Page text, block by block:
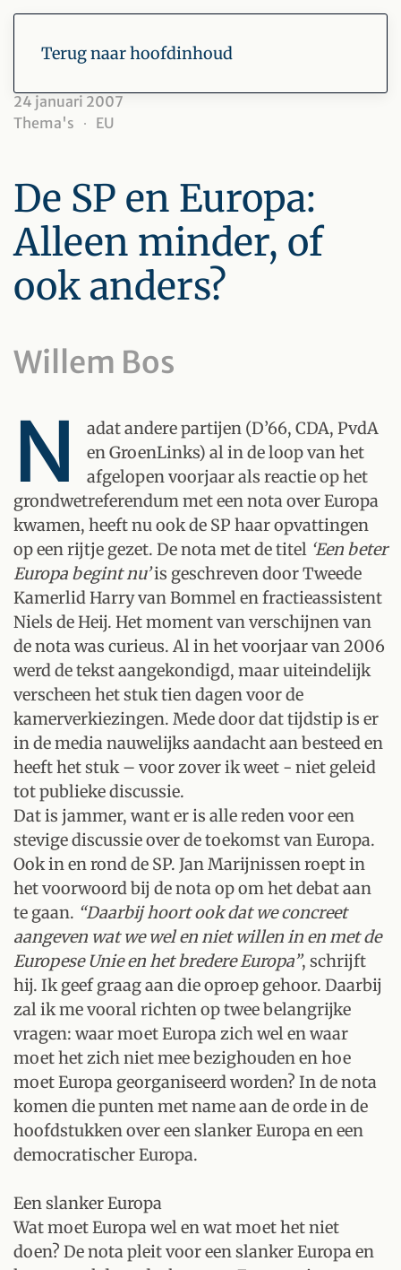
Terug naar hoofdinhoud
24 januari 2007
Thema's
EU
De SP en Europa:
Alleen minder, of
ook anders?
Willem Bos
N
adat andere partijen (D’66, CDA, PvdA
en GroenLinks) al in de loop van het
afgelopen voorjaar als reactie op het
grondwetreferendum met een nota over Europa
kwamen, heeft nu ook de SP haar opvattingen
op een rijtje gezet. De nota met de titel ‘Een beter
Europa begint nu’is geschreven door Tweede
Kamerlid Harry van Bommel en fractieassistent
Niels de Heij. Het moment van verschijnen van
de nota was curieus. Al in het voorjaar van 2006
werd de tekst aangekondigd, maar uiteindelijk
verscheen het stuk tien dagen voor de
kamerverkiezingen. Mede door dat tijdstip is er
in de media nauwelijks aandacht aan besteed en
heeft het stuk – voor zover ik weet - niet geleid
tot publieke discussie.
Dat is jammer, want er is alle reden voor een
stevige discussie over de toekomst van Europa.
Ook in en rond de SP. Jan Marijnissen roept in
het voorwoord bij de nota op om het debat aan
te gaan. “Daarbij hoort ook dat we concreet
aangeven wat we wel en niet willen in en met de
Europese Unie en het bredere Europa”, schrijft
hij. Ik geef graag aan die oproep gehoor. Daarbij
zal ik me vooral richten op twee belangrijke
vragen: waar moet Europa zich wel en waar
moet het zich niet mee bezighouden en hoe
moet Europa georganiseerd worden? In de nota
komen die punten met name aan de orde in de
hoofdstukken over een slanker Europa en een
democratischer Europa.
Een slanker Europa
Wat moet Europa wel en wat moet het niet
doen? De nota pleit voor een slanker Europa en